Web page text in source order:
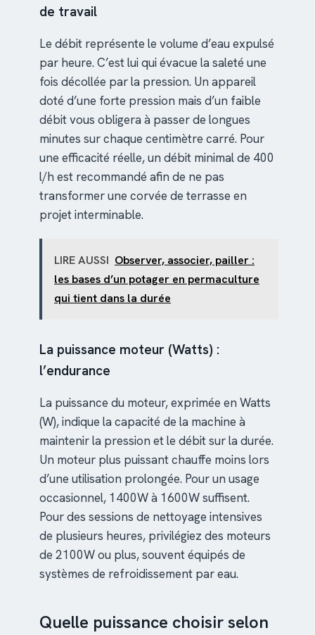
de travail
Le débit représente le volume d’eau expulsé
par heure. C’est lui qui évacue la saleté une
fois décollée par la pression. Un appareil
doté d’une forte pression mais d’un faible
débit vous obligera à passer de longues
minutes sur chaque centimètre carré. Pour
une efficacité réelle, un débit minimal de 400
l/h est recommandé afin de ne pas
transformer une corvée de terrasse en
projet interminable.
LIRE AUSSI Observer, associer, pailler :
les bases d’un potager en permaculture
qui tient dans la durée
La puissance moteur (Watts) :
l’endurance
La puissance du moteur, exprimée en Watts
(W), indique la capacité de la machine à
maintenir la pression et le débit sur la durée.
Un moteur plus puissant chauffe moins lors
d’une utilisation prolongée. Pour un usage
occasionnel, 1400W à 1600W suffisent.
Pour des sessions de nettoyage intensives
de plusieurs heures, privilégiez des moteurs
de 2100W ou plus, souvent équipés de
systèmes de refroidissement par eau.
Quelle puissance choisir selon